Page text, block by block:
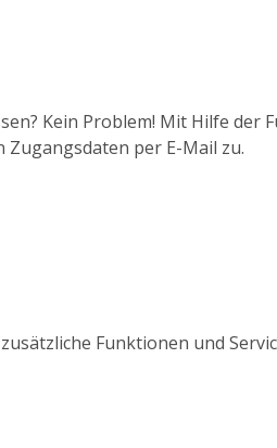
Kein Problem! Mit Hilfe der
per E-Mail zu.
Funktionen und